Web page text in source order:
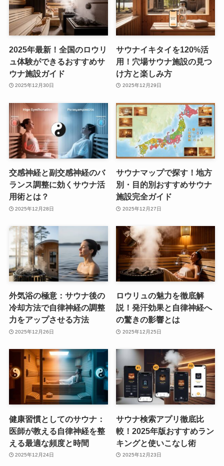
2025年最新！全国のロウリ
ュ体験ができるおすすめサ
ウナ施設ガイド
2025年12月30日
サウナイキタイを120%活
用！穴場サウナ施設の見つ
け方と楽しみ方
2025年12月29日
交感神経と副交感神経のバ
ランス調整に効くサウナ活
用術とは？
2025年12月28日
サウナマップで探す！地方
別・目的別おすすめサウナ
施設完全ガイド
2025年12月27日
外気浴の極意：サウナ後の
冷却方法で自律神経の調整
力をアップさせる方法
2025年12月26日
ロウリュの魅力を徹底解
説！発汗効果と自律神経へ
の驚きの影響とは
2025年12月25日
健康習慣としてのサウナ：
医師が教える自律神経を整
える最適な頻度と時間
2025年12月24日
サウナ検索アプリ徹底比
較！2025年版おすすめラン
キングと使いこなし術
2025年12月23日